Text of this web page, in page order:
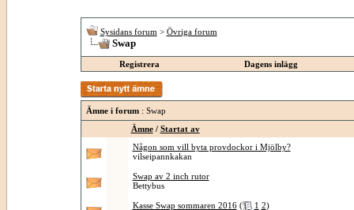
Sysidans forum > Övriga forum
Swap
Registrera Dagens inlägg
Ämne i forum: Swap
Ämne/ Startat av
Någon som vill byta provdockor i Mjölby?
vilseipannkakan
Swap av 2 inch rutor
Bettybus
Kasse Swap sommaren 2016 ( 1 2)